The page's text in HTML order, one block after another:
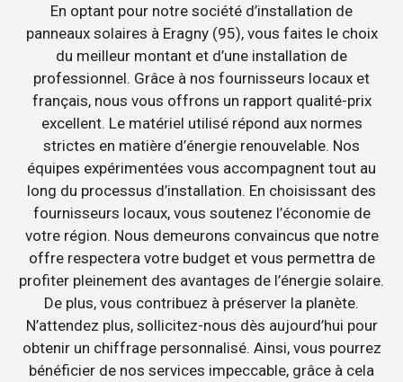
En optant pour notre société d’installation de
panneaux solaires à Eragny (95), vous faites le choix
du meilleur montant et d’une installation de
professionnel. Grâce à nos fournisseurs locaux et
français, nous vous offrons un rapport qualité-prix
excellent. Le matériel utilisé répond aux normes
strictes en matière d’énergie renouvelable. Nos
équipes expérimentées vous accompagnent tout au
long du processus d’installation. En choisissant des
fournisseurs locaux, vous soutenez l’économie de
votre région. Nous demeurons convaincus que notre
offre respectera votre budget et vous permettra de
profiter pleinement des avantages de l’énergie solaire.
De plus, vous contribuez à préserver la planète.
N’attendez plus, sollicitez-nous dès aujourd’hui pour
obtenir un chiffrage personnalisé. Ainsi, vous pourrez
bénéficier de nos services impeccable, grâce à cela